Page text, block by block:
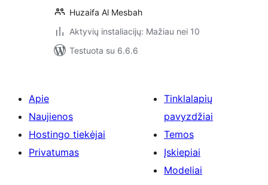
Huzaifa Al Mesbah
Aktyvių instaliacijų: Mažiau nei 10
Testuota su 6.6.6
Apie
Naujienos
Hostingo tiekėjai
Privatumas
Tinklalapių
pavyzdžiai
Temos
Įskiepiai
Modeliai